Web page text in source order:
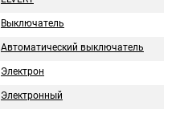
Выключатель
Автоматический выключатель
Электрон
Электронный